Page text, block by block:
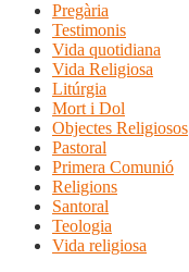
Pregària
Testimonis
Vida quotidiana
Vida Religiosa
Litúrgia
Mort i Dol
Objectes Religiosos
Pastoral
Primera Comunió
Religions
Santoral
Teologia
Vida religiosa